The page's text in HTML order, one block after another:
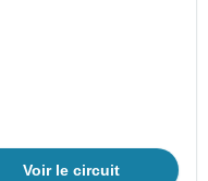
Voir le circuit